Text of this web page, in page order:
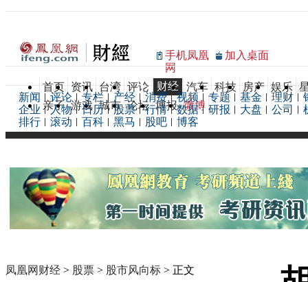
手机凤凰
网
加入桌面
首页 资讯 台湾 评论 财经 汽车 科技 房产 娱乐
亲子 游戏 城市 论坛 博报 微博
新闻 评论 专栏 产经 消费 视频 专题 基金 理财
企业
人物 日历 股票 行情 数据 研报 大盘 公司
排行
滚动 百科 黑马 股吧 博客
凤凰网财经 > 股票 > 股市风向标 > 正文